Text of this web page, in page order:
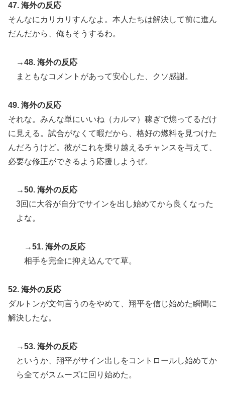
47. 海外の反応
そんなにカリカリすんなよ。本人たちは解決して前に進ん
だんだから、俺もそうするわ。
→48. 海外の反応
まともなコメントがあって安心した、クソ感謝。
49. 海外の反応
それな。みんな単にいいね（カルマ）稼ぎで煽ってるだけ
に見える。試合がなくて暇だから、格好の燃料を見つけた
んだろうけど。彼がこれを乗り越えるチャンスを与えて、
必要な修正ができるよう応援しようぜ。
→50. 海外の反応
3回に大谷が自分でサインを出し始めてから良くなった
よな。
→51. 海外の反応
相手を完全に抑え込んでて草。
52. 海外の反応
ダルトンが文句言うのをやめて、翔平を信じ始めた瞬間に
解決したな。
→53. 海外の反応
というか、翔平がサイン出しをコントロールし始めてか
ら全てがスムーズに回り始めた。